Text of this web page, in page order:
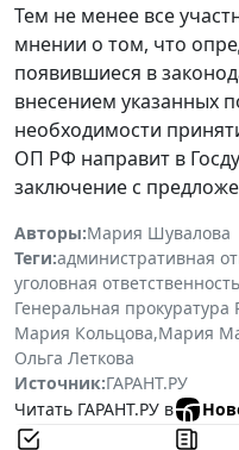
Тем не менее все
мнении о том, что
появившиеся в
внесением указанных
необходимости
ОП РФ направит в
заключение с
Авторы:Мария Шувалова
Теги:административная
уголовная ответственность
Генеральная прокуратура
Мария Кольцова,Мария
Ольга Леткова
Источник:ГАРАНТ.РУ
Читать ГАРАНТ.РУ в